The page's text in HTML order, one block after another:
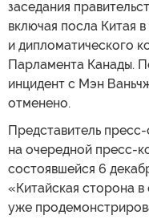
заседания
включая посла Китая
и дипломатического
Парламента Канады.
инцидент с Мэн
отменено.
Представитель
на очередной пресс-
состоявшейся 6
«Китайская сторона
уже